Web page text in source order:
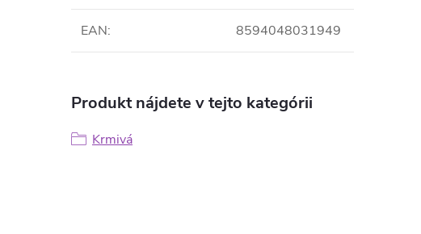
EAN: 8594048031949
Produkt nájdete v tejto kategórii
Krmivá